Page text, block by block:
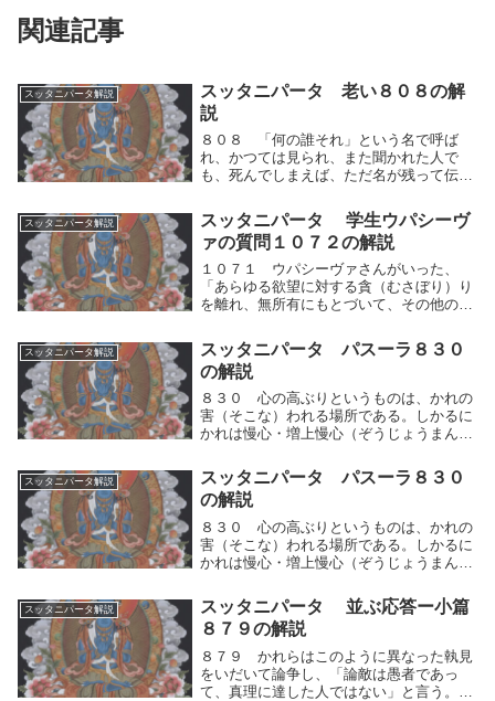
関連記事
スッタニパータ解説
スッタニパータ 老い８０８の解
説
８０８ 「何の誰それ」という名で呼ば
れ、かつては見られ、また聞かれた人で
も、死んでしまえば、ただ名が残って伝え
名で呼ばれ、かつては見られ、また聞かれ
た人でも、死んでしまえば、ただ名が残っ
て伝えられるだけ...
スッタニパータ解説
スッタニパータ 学生ウパシーヴ
ァの質問１０７２の解説
１０７１ ウパシーヴァさんがいった、
「あらゆる欲望に対する貪（むさぼり）り
を離れ、無所有にもとづいて、その他のも
いて解脱した人、ーかれは退きあともどり
することなく、そこに安住するでありまし
ょうか？」１０...
スッタニパータ解説
スッタニパータ パスーラ８３０
の解説
８３０ 心の高ぶりというものは、かれの
害（そこな）われる場所である。しかるに
かれは慢心・増上慢心（ぞうじょうまんし
争してはならない。諸々の達成せる人々
は、「それによって清浄が達成される」と
は説かないから...
スッタニパータ解説
スッタニパータ パスーラ８３０
の解説
８３０ 心の高ぶりというものは、かれの
害（そこな）われる場所である。しかるに
かれは慢心・増上慢心（ぞうじょうまんし
争してはならない。諸々の達成せる人々
は、「それによって清浄が達成される」と
は説かないから...
スッタニパータ解説
スッタニパータ 並ぶ応答ー小篇
８７９の解説
８７９ かれらはこのように異なった執見
をいだいて論争し、「論敵は愚者であっ
て、真理に達した人ではない」と言う。こ